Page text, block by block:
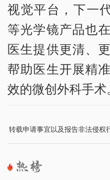
视觉平台，下一
等光学镜产品也
医生提供更清、
帮助医生开展精
效的微创外科手术。
转载申请事宜以及报告非法侵